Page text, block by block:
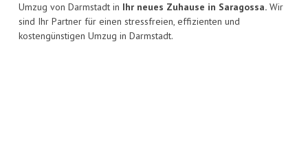
Umzug von Darmstadt in Ihr neues Zuhause in Saragossa. Wir
sind Ihr Partner für einen stressfreien, effizienten und
kostengünstigen Umzug in Darmstadt.